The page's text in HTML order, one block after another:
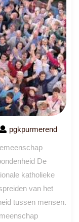
pgkpurmerend
De
katholieke
van het
tussen mensen.